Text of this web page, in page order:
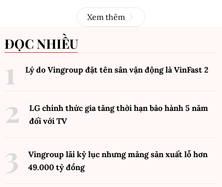
Xem thêm
ĐỌC NHIỀU
Lý do Vingroup đặt tên sân vận động là VinFast 2
LG chính thức gia tăng thời hạn bảo hành 5 năm
đối với TV
Vingroup lãi kỷ lục nhưng mảng sản xuất lỗ hơn
49.000 tỷ đồng